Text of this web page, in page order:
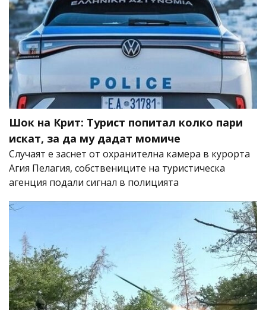
Шок на Крит: Турист попитал колко пари
искат, за да му дадат момиче
Случаят е заснет от охранителна камера в курорта
Агия Пелагия, собствениците на туристическа
агенция подали сигнал в полицията